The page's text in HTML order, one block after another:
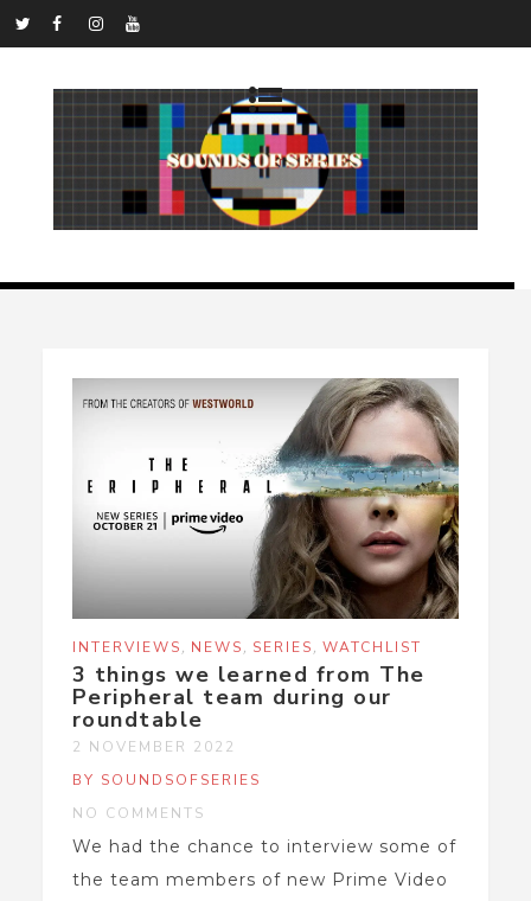
INTERVIEWS NEWS SERIES WATCHLIST
3 things we learned from The
Peripheral team during our
roundtable
2 NOVEMBER 2022
BY SOUNDSOFSERIES
NO COMMENTS
We had the chance to interview some of
the team members of new Prime Video